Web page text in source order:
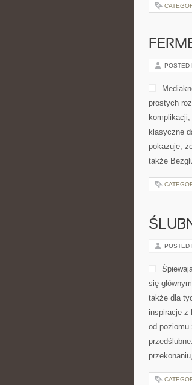
POSTED
prostych
klasyczne
pokazuje,
także
POSTED
się
także dla
inspiracje z
od poziomu